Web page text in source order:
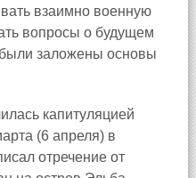
взаимно военную
вопросы о будущем
заложены основы
капитуляцией
(6 апреля) в
отречение от